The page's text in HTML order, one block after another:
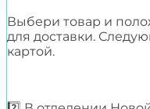
Выбери товар и
для доставки.
картой.